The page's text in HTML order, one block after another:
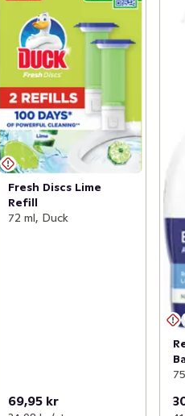
Fresh Discs Lime
Refill
72 ml, Duck
69,95 kr